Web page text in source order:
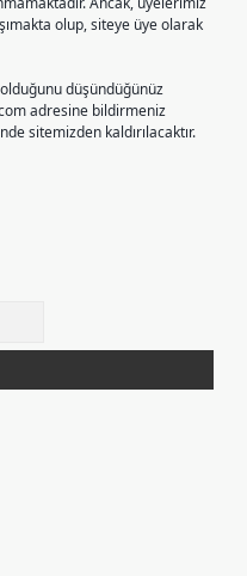
olup, siteye üye olarak
düşündüğünüz
adresine bildirmeniz
sitemizden kaldırılacaktır.